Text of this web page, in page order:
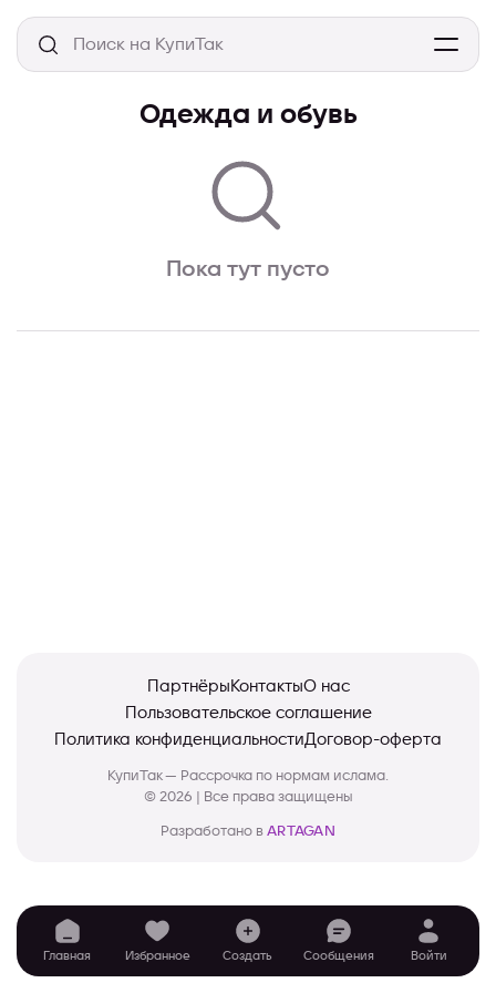
Одежда и обувь
Пока тут пусто
ПартнёрыКонтактыО нас
Пользовательское соглашение
Политика конфиденциальностиДоговор-оферта
КупиТак — Рассрочка по нормам ислама.
© 2026 | Все права защищены
Разработано в ARTAGAN
Главная Избранное Создать Сообщения Войти